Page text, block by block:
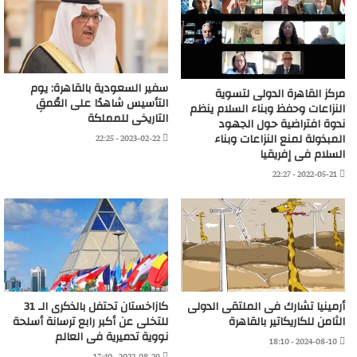
مركز القاهرة الدولى لتسوية
النزاعات وحفظ وبناء السلام ينظم
ندوة افتراضية حول الجهود
المبذولة لمنع النزاعات وبناء
السلام فى إفريقيا
2022-05-21 - 22:27
سفير السعودية بالقاهرة: يوم
التأسيس شاهدًا على العُمقِ
التاريخى للمملكة
2023-02-22 - 22:25
أرمينيا تشارك فى الملتقى الدولى
الثامن للكاريكاتير بالقاهرة
2024-08-10 - 18:10
كازاخستان تحتفل بالذكرى الـ 31
للتخلى عن أكبر رابع ترسانة أسلحة
نووية تدميرية فى العالم